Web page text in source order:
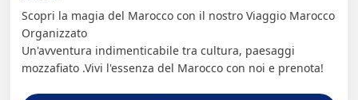
Scopri la magia del Marocco con il nostro Viaggio Marocco
Organizzato
Un'avventura indimenticabile tra cultura, paesaggi
mozzafiato .Vivi l'essenza del Marocco con noi e prenota!